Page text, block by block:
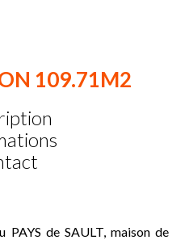
109.71M2
PAYS de SAULT, maison de